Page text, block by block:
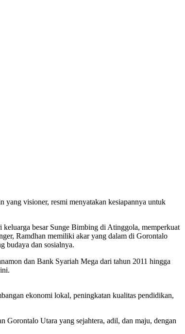
yang visioner, resmi menyatakan kesiapannya untuk
keluarga besar Sunge Bimbing di Atinggola, memperkuat
Ramdhan memiliki akar yang dalam di Gorontalo
budaya dan sosialnya.
dan Bank Syariah Mega dari tahun 2011 hingga
ekonomi lokal, peningkatan kualitas pendidikan,
Gorontalo Utara yang sejahtera, adil, dan maju, dengan